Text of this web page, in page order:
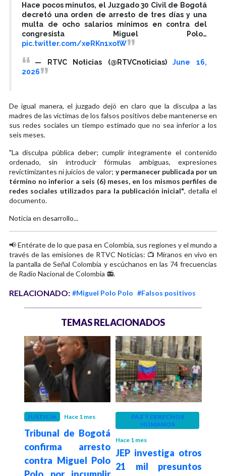
Hace pocos minutos, el Juzgado 30 Civil de Bogotá
decretó una orden de arresto de tres días y una
multa de ocho salarios mínimos en contra del
congresista Miguel Polo…
pic.twitter.com/xeRKn1xotW
— RTVC Noticias (@RTVCnoticias)June 16,
2026
De igual manera, el juzgado dejó en claro que la disculpa a las
madres de las víctimas de los falsos positivos debe mantenerse en
sus redes sociales un tiempo estimado que no sea inferior a los
seis meses.
"La disculpa pública deber; cumplir íntegramente el contenido
ordenado, sin introducir fórmulas ambiguas, expresiones
revictimizantes ni juicios de valor; y permanecer publicada por un
término no inferior a seis (6) meses, en los mismos perfiles de
redes sociales utilizados para la publicación inicial", detalla el
documento.
Noticia en desarrollo...
📢 Entérate de lo que pasa en Colombia, sus regiones y el mundo a
través de las emisiones de RTVC Noticias: 📺 Míranos en vivo en
la pantalla de Señal Colombia y escúchanos en las 74 frecuencias
de Radio Nacional de Colombia 📻.
RELACIONADO: #Miguel Polo Polo #Falsos positivos
TEMAS RELACIONADOS
JUSTICIA Hace 1 mes
Tribunal de Bogotá
confirma arresto
contra Miguel Polo
Polo por incumplir
PAZ Y DERECHOS
HUMANOS
Hace 1 mes
JEP investiga otros
21 mil presuntos